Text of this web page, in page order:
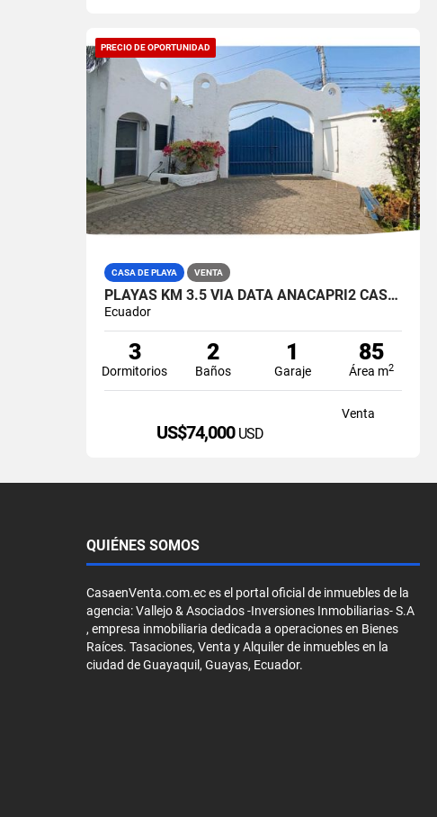
PRECIO DE OPORTUNIDAD
CASA DE PLAYA VENTA
PLAYAS KM 3.5 VIA DATA ANACAPRI2 CASA AMABLADA EN VENTA
Ecuador
3
Dormitorios
2
Baños
1
Garaje
85
Área m2
Venta
US$74,000 USD
QUIÉNES SOMOS
CasaenVenta.com.ec es el portal oficial de inmuebles de la
agencia: Vallejo & Asociados -Inversiones Inmobiliarias- S.A
, empresa inmobiliaria dedicada a operaciones en Bienes
Raíces. Tasaciones, Venta y Alquiler de inmuebles en la
ciudad de Guayaquil, Guayas, Ecuador.